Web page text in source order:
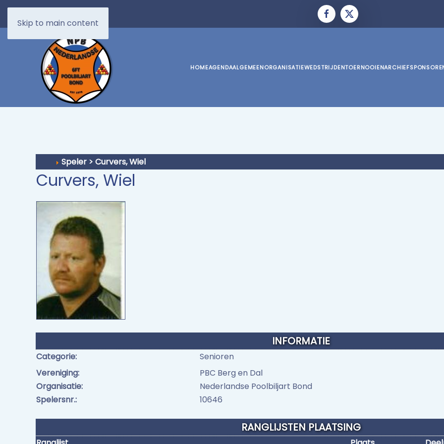
Skip to main content
HOMEAGENDAALGEMEENORGANISATIEWEDSTRIJDENTOERNOOIENARCHIEF
Speler > Curvers, Wiel
Curvers, Wiel
INFORMATIE
Categorie:
Senioren
Vereniging:
PBC Berg en Dal
Organisatie:
Nederlandse Poolbiljart Bond
Spelersnr.:
10646
RANGLIJSTEN PLAATSING